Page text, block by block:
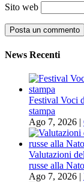
Sito web
News Recenti
Festival Voci
stampa
Ago 7, 2026 |
Valutazioni
russe alla
Ago 7, 2026 |